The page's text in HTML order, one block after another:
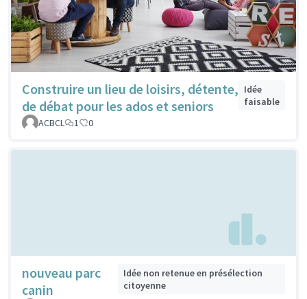
Construire un lieu de loisirs, détente,
de débat pour les ados et seniors
Idée
faisable
ACBCL
1 0
nouveau parc
canin
Idée non retenue en présélection
citoyenne